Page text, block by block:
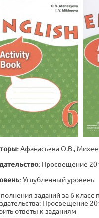
Афанасьева О.В.,
Просвещение
Углубленный уровень
заданий за 6 класс
Просвещение
ответы к заданиям